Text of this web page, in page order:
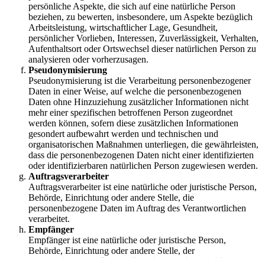
persönliche Aspekte, die sich auf eine natürliche Person
beziehen, zu bewerten, insbesondere, um Aspekte bezüglich
Arbeitsleistung, wirtschaftlicher Lage, Gesundheit,
persönlicher Vorlieben, Interessen, Zuverlässigkeit, Verhalten,
Aufenthaltsort oder Ortswechsel dieser natürlichen Person zu
analysieren oder vorherzusagen.
Pseudonymisierung
Pseudonymisierung ist die Verarbeitung personenbezogener
Daten in einer Weise, auf welche die personenbezogenen
Daten ohne Hinzuziehung zusätzlicher Informationen nicht
mehr einer spezifischen betroffenen Person zugeordnet
werden können, sofern diese zusätzlichen Informationen
gesondert aufbewahrt werden und technischen und
organisatorischen Maßnahmen unterliegen, die gewährleisten,
dass die personenbezogenen Daten nicht einer identifizierten
oder identifizierbaren natürlichen Person zugewiesen werden.
Auftragsverarbeiter
Auftragsverarbeiter ist eine natürliche oder juristische Person,
Behörde, Einrichtung oder andere Stelle, die
personenbezogene Daten im Auftrag des Verantwortlichen
verarbeitet.
Empfänger
Empfänger ist eine natürliche oder juristische Person,
Behörde, Einrichtung oder andere Stelle, der